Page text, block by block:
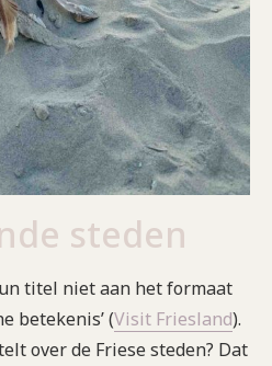
steden
titel niet aan het formaat
betekenis’ (Visit Friesland).
over de Friese steden? Dat